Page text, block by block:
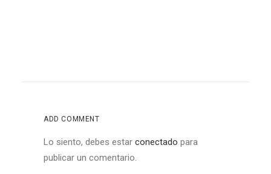
ADD COMMENT
Lo siento, debes estar conectado para
publicar un comentario.